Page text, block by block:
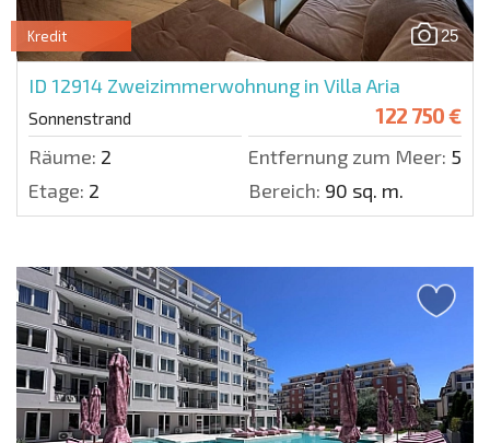
25
Kredit
ID 12914 Zweizimmerwohnung in Villa Aria
Sonnenstrand 122 750 €
Räume: 2 Entfernung zum Meer: 500
Etage: 2 Bereich: 90 sq. m.